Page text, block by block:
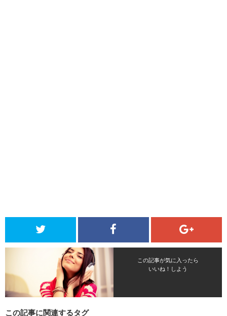
この記事が気に入ったら
いいね！しよう
この記事に関連するタグ